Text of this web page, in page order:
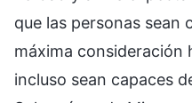
que las personas sean
máxima consideración
incluso sean capaces